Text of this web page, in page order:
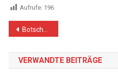
Aufrufe: 196
Botschafterin Dr. Daibes: „Es drohen irreversible Schäden für den Friedensprozess und Instabilität in der Region“
VERWANDTE BEITRÄGE